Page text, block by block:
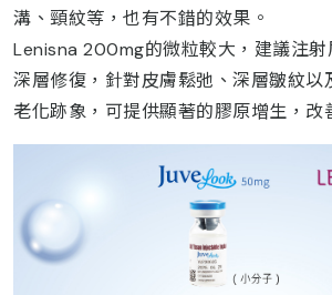
溝、頸紋等，也有不錯的效果。
Lenisna 200mg的微粒較大，建議注射
深層修復，針對皮膚鬆弛、深層皺紋以
老化跡象，可提供顯著的膠原增生，改